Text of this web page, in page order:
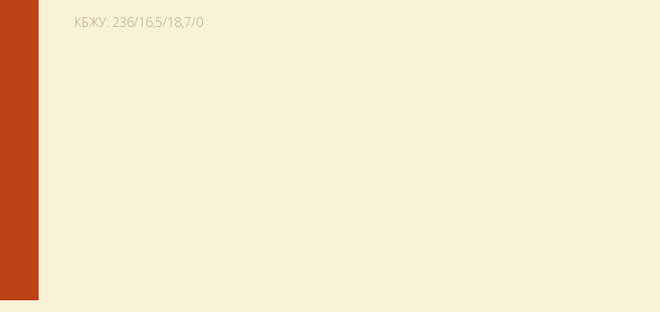
КБЖУ: 236/16,5/18,7/0